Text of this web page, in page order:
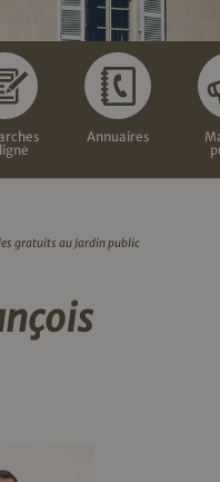
Annuaires
gratuits au Jardin public